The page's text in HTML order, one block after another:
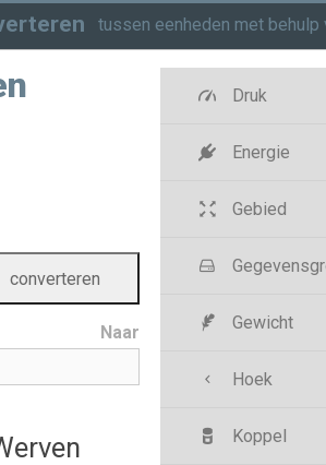
tussen eenheden met
Naar
Druk
Energie
Gebied
Gewicht
Hoek
Koppel